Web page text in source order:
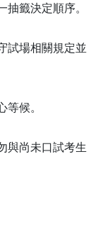
籤決定順序。
試場相關規定並
候。
與尚未口試考生